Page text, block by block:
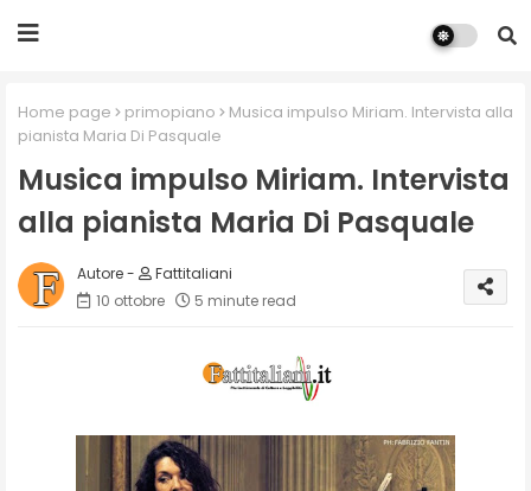
Home page primopiano
Musica impulso Miriam. Intervista alla
pianista Maria Di Pasquale
Musica impulso Miriam. Intervista
alla pianista Maria Di Pasquale
Fattitaliani
10 ottobre
5 minute read